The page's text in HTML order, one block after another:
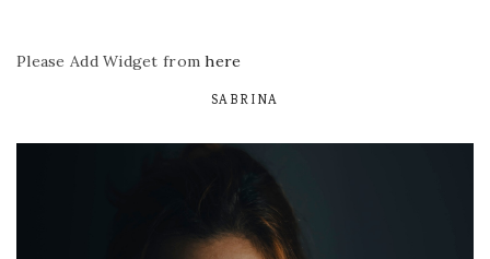
Please Add Widget fromhere
SABRINA